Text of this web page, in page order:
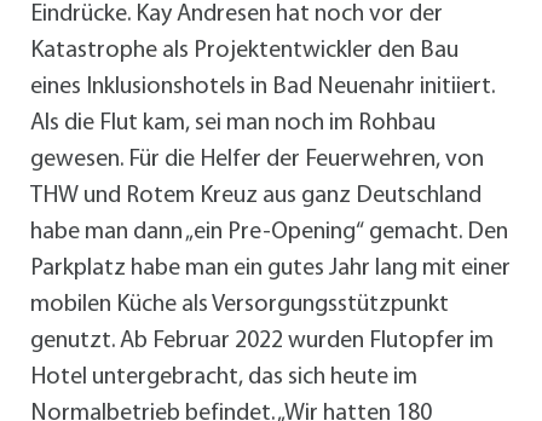
Eindrücke. Kay Andresen hat noch vor der
Katastrophe als Projektentwickler den Bau
eines Inklusionshotels in Bad Neuenahr initiiert.
Als die Flut kam, sei man noch im Rohbau
gewesen. Für die Helfer der Feuerwehren, von
THW und Rotem Kreuz aus ganz Deutschland
habe man dann „ein Pre-Opening“ gemacht. Den
Parkplatz habe man ein gutes Jahr lang mit einer
mobilen Küche als Versorgungsstützpunkt
genutzt. Ab Februar 2022 wurden Flutopfer im
Hotel untergebracht, das sich heute im
Normalbetrieb befindet. „Wir hatten 180